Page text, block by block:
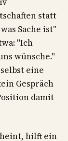
statt
Sache ist"
"Ich
wünsche."
eine
Gespräch
damit
hilft ein